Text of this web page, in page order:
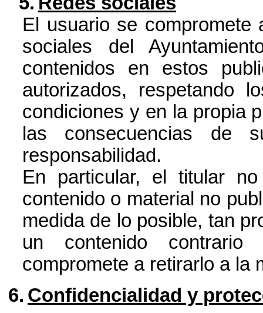
El usuario se
sociales del
contenidos en estos
autorizados, respetando
condiciones y en la propia
las consecuencias de
responsabilidad.
En particular, el titular
contenido o material no
medida de lo posible, tan
un contenido
compromete a retirarlo a la
6. Confidencialidad y